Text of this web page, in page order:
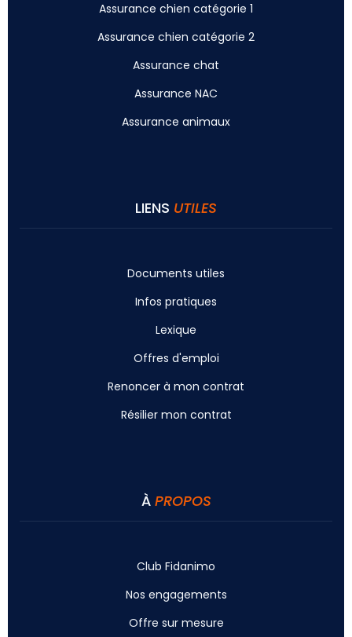
Assurance chien catégorie 1
Assurance chien catégorie 2
Assurance chat
Assurance NAC
Assurance animaux
LIENS UTILES
Documents utiles
Infos pratiques
Lexique
Offres d'emploi
Renoncer à mon contrat
Résilier mon contrat
À PROPOS
Club Fidanimo
Nos engagements
Offre sur mesure